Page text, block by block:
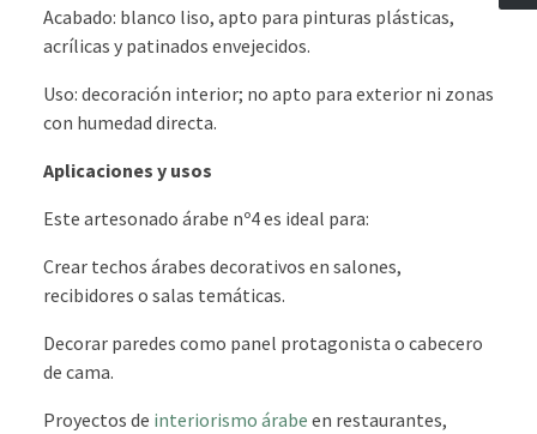
Acabado: blanco liso, apto para pinturas plásticas,
acrílicas y patinados envejecidos.
Uso: decoración interior; no apto para exterior ni zonas
con humedad directa.
Aplicaciones y usos
Este artesonado árabe nº4 es ideal para:
Crear techos árabes decorativos en salones,
recibidores o salas temáticas.
Decorar paredes como panel protagonista o cabecero
de cama.
Proyectos de interiorismo árabe en restaurantes,